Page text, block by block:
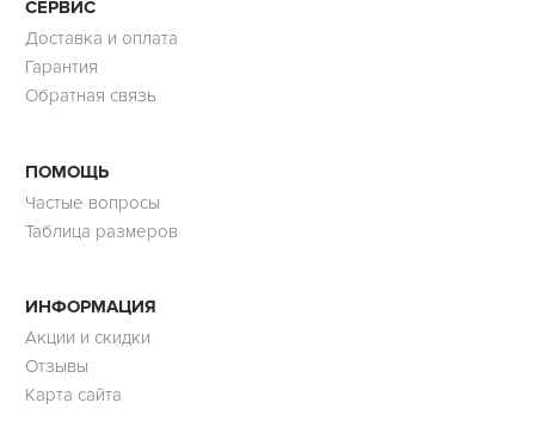
СЕРВИС
Доставка и оплата
Гарантия
Обратная связь
ПОМОЩЬ
Частые вопросы
Таблица размеров
ИНФОРМАЦИЯ
Акции и скидки
Отзывы
Карта сайта